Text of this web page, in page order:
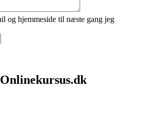
og hjemmeside til næste gang jeg